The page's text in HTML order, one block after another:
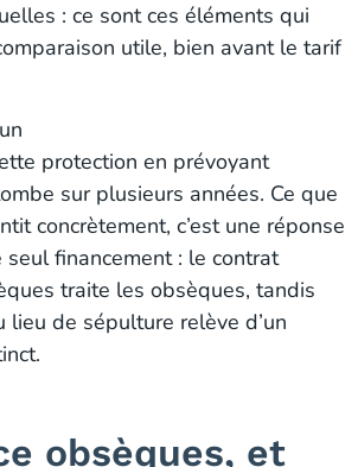
: ce sont ces éléments qui
utile, bien avant le tarif
protection en prévoyant
sur plusieurs années. Ce que
concrètement, c’est une réponse
financement : le contrat
traite les obsèques, tandis
lieu de sépulture relève d’un
obsèques, et